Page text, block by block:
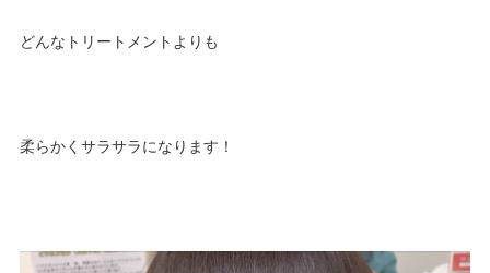
どんなトリートメントよりも
柔らかくサラサラになります！